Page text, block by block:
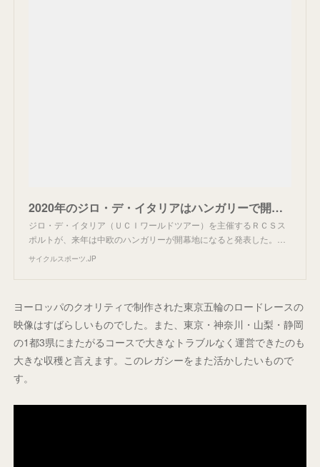
2020年のジロ・デ・イタリアはハンガリーで開幕 News
ジロ・デ・イタリア（ＵＣＩワールドツアー）を主催するＲＣＳス
ポルトが、来年は中欧のハンガリーが開幕地になると発表した。…
サイクルスポーツ.JP
ヨーロッパのクオリティで制作された東京五輪のロードレースの
映像はすばらしいものでした。また、東京・神奈川・山梨・静岡
の1都3県にまたがるコースで大きなトラブルなく運営できたのも
大きな収穫と言えます。このレガシーをまた活かしたいもので
す。